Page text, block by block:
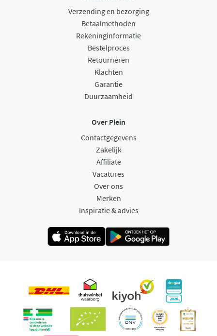
Verzending en bezorging
Betaalmethoden
Rekeninginformatie
Bestelproces
Retourneren
Klachten
Garantie
Duurzaamheid
Over Plein
Contactgegevens
Zakelijk
Affiliate
Vacatures
Over ons
Merken
Inspiratie & advies